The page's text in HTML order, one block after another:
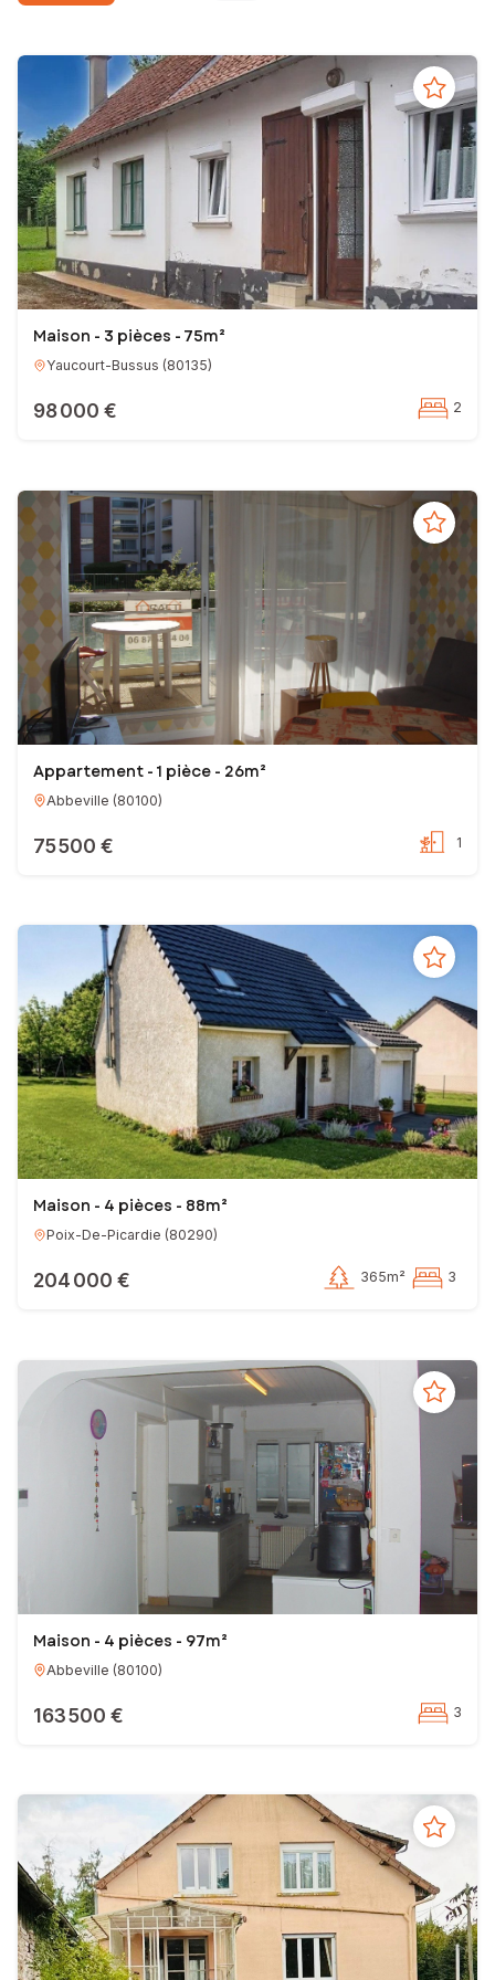
A très bientôt,
Bernard LIONET
Conseiller Indépendant en Immobilier
EI - Agent commercial - 832 724 462 RSAC AMIENS
Maison - 3 pièces - 75m²
Yaucourt-Bussus (80135)
98 000 € 2
Appartement - 1 pièce - 26m²
Abbeville (80100)
75 500 € 1
Maison - 4 pièces - 88m²
Poix-De-Picardie (80290)
204 000 € 365m² 3
Maison - 4 pièces - 97m²
Abbeville (80100)
163 500 € 3